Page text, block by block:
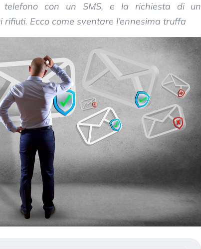
telefono con un SMS, e la richiesta di un
Ecco come sventare l’ennesima truffa
Investitori
lo scoppio
Quando la finanza pesa più
dell’economia reale. L’America sta
ripetendo gli errori del 2008?